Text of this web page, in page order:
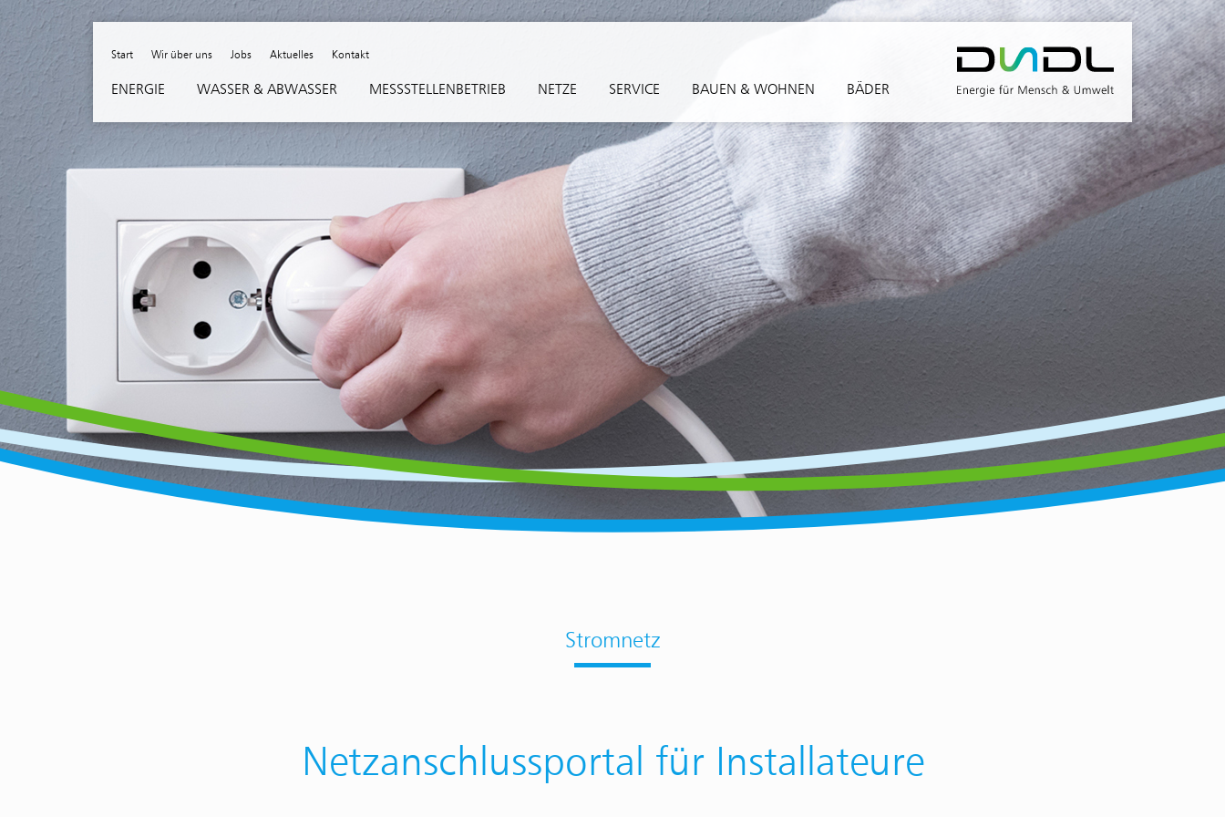
Skip to content
Stromnetz
Netzanschlussportal für Installateure
Start Wir über uns Jobs Aktuelles Kontakt
ENERGIE WASSER & ABWASSER MESSSTELLENBETRIEB NETZE SERVICE BAUEN & WOHNEN BÄDER